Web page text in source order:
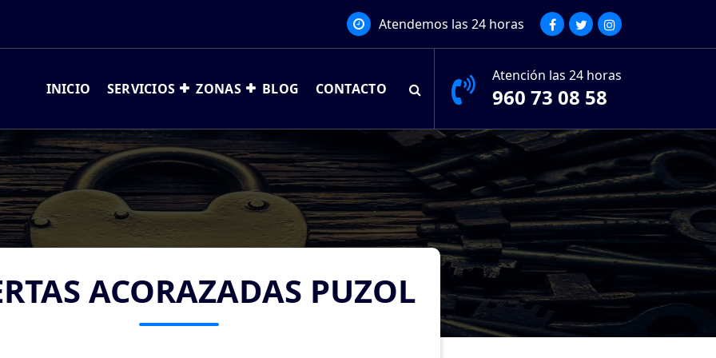
Atendemos las 24 horas
INICIO SERVICIOS ZONAS BLOG CONTACTO
Atención las 24 horas
960 73 08 58
ACORAZADAS PUZOL